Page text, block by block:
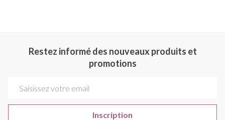
Restez informé des nouveaux produits et
promotions
Inscription